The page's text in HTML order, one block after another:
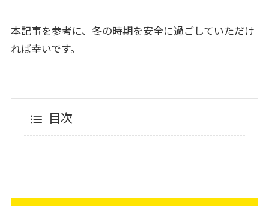
本記事を参考に、冬の時期を安全に過ごしていただけ
れば幸いです。
目次